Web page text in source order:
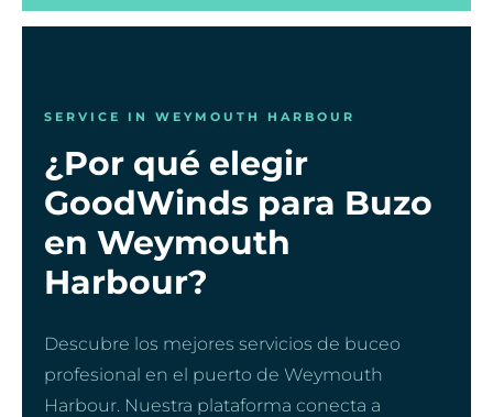
SERVICE IN WEYMOUTH HARBOUR
¿Por qué elegir
GoodWinds para Buzo
en Weymouth
Harbour?
Descubre los mejores servicios de buceo
profesional en el puerto de Weymouth
Harbour. Nuestra plataforma conecta a